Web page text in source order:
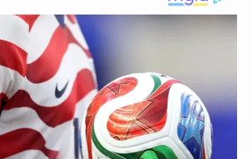
CHATBOT CỦA
tôi bất kỳ điều gì bạn cần biết về
Thủ Đô nhé. Tôi sẵn sàng hỗ trợ!